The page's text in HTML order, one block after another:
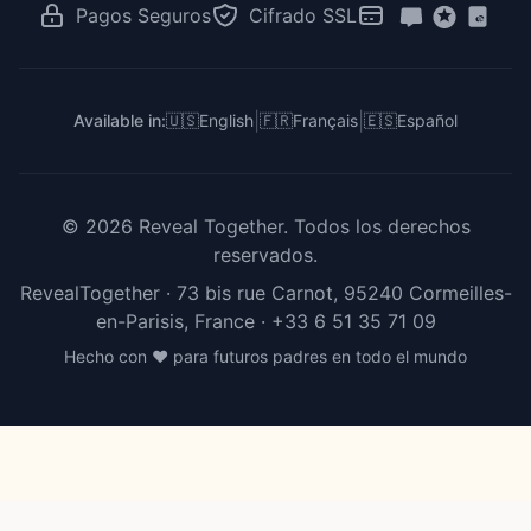
RevealTogether vs Zoom
Pagos Seguros Cifrado SSL
Available in:🇺🇸English 🇫🇷Français 🇪🇸Español
© 2026 Reveal Together. Todos los derechos
reservados.
RevealTogether · 73 bis rue Carnot, 95240 Cormeilles-
en-Parisis, France · +33 6 51 35 71 09
Hecho con ❤️ para futuros padres en todo el mundo